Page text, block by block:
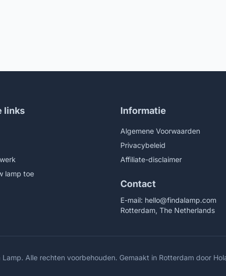
links
lamp toe
Informatie
Algemene Voorwaarden
Privacybeleid
Affiliate-disclaimer
Contact
E-mail: hello@findalamp.com
Rotterdam, The Netherlands
Lamp. Alle rechten voorbehouden. Gemaakt in Rotterdam door